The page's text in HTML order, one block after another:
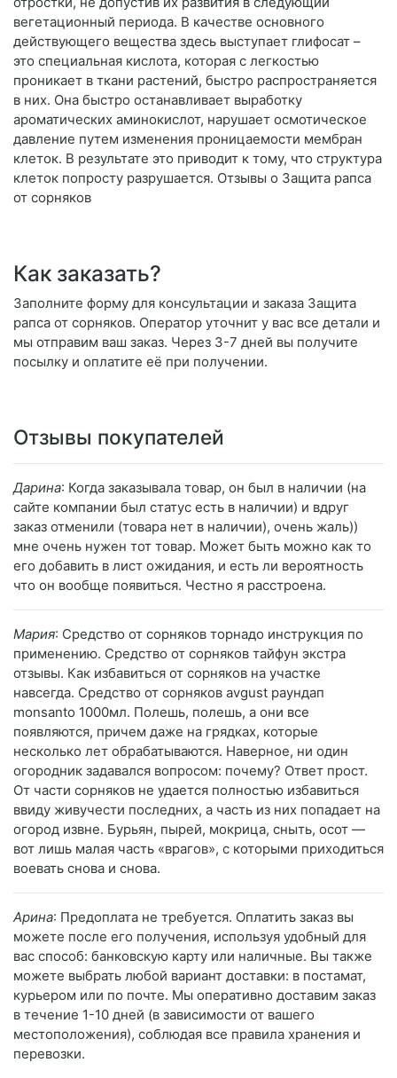
вегетационный периода. В качестве основного
действующего вещества здесь выступает глифосат –
это специальная кислота, которая с легкостью
проникает в ткани растений, быстро распространяется
в них. Она быстро останавливает выработку
ароматических аминокислот, нарушает осмотическое
давление путем изменения проницаемости мембран
клеток. В результате это приводит к тому, что структура
клеток попросту разрушается. Отзывы о Защита рапса
от сорняков
Как заказать?
Заполните форму для консультации и заказа Защита
рапса от сорняков. Оператор уточнит у вас все детали и
мы отправим ваш заказ. Через 3-7 дней вы получите
посылку и оплатите её при получении.
Отзывы покупателей
Дарина: Когда заказывала товар, он был в наличии (на
сайте компании был статус есть в наличии) и вдруг
заказ отменили (товара нет в наличии), очень жаль))
мне очень нужен тот товар. Может быть можно как то
его добавить в лист ожидания, и есть ли вероятность
что он вообще появиться. Честно я расстроена.
Мария: Средство от сорняков торнадо инструкция по
применению. Средство от сорняков тайфун экстра
отзывы. Как избавиться от сорняков на участке
навсегда. Средство от сорняков avgust раундап
monsanto 1000мл. Полешь, полешь, а они все
появляются, причем даже на грядках, которые
несколько лет обрабатываются. Наверное, ни один
огородник задавался вопросом: почему? Ответ прост.
От части сорняков не удается полностью избавиться
ввиду живучести последних, а часть из них попадает на
огород извне. Бурьян, пырей, мокрица, сныть, осот —
вот лишь малая часть «врагов», с которыми приходиться
воевать снова и снова.
Арина: Предоплата не требуется. Оплатить заказ вы
можете после его получения, используя удобный для
вас способ: банковскую карту или наличные. Вы также
можете выбрать любой вариант доставки: в постамат,
курьером или по почте. Мы оперативно доставим заказ
в течение 1-10 дней (в зависимости от вашего
местоположения), соблюдая все правила хранения и
перевозки.